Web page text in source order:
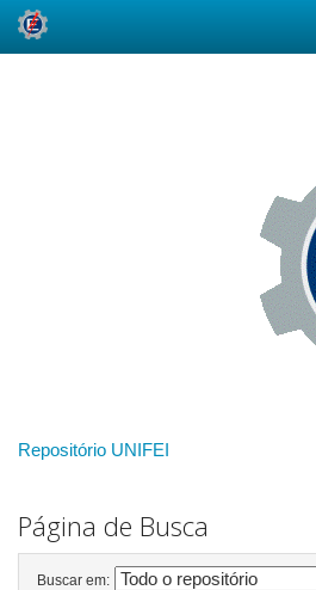
Repositório UNIFEI
Página de Busca
Buscar em: